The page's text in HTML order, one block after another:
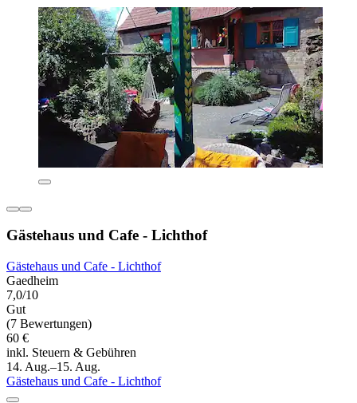
Gästehaus und Cafe - Lichthof
Gästehaus und Cafe - Lichthof
Gaedheim
7,0/10
Gut
(7 Bewertungen)
60 €
inkl. Steuern & Gebühren
14. Aug.–15. Aug.
Gästehaus und Cafe - Lichthof